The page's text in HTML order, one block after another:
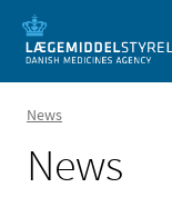
News
News